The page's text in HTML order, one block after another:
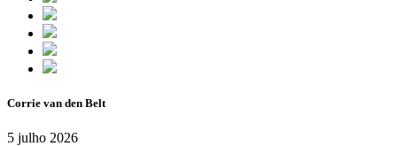
Corrie van den Belt
5 julho 2026